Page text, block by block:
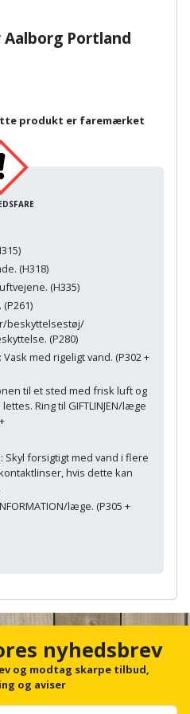
Portland
produkt er faremærket
(H318)
(H335)
beskyttelsestøj/
(P280)
Vask med rigeligt vand. (P302 +
til et sted med frisk luft og
Ring til GIFTLINJEN/læge
Skyl forsigtigt med vand i flere
hvis dette kan
læge. (P305 +
nyhedsbrev
og modtag skarpe tilbud,
og aviser